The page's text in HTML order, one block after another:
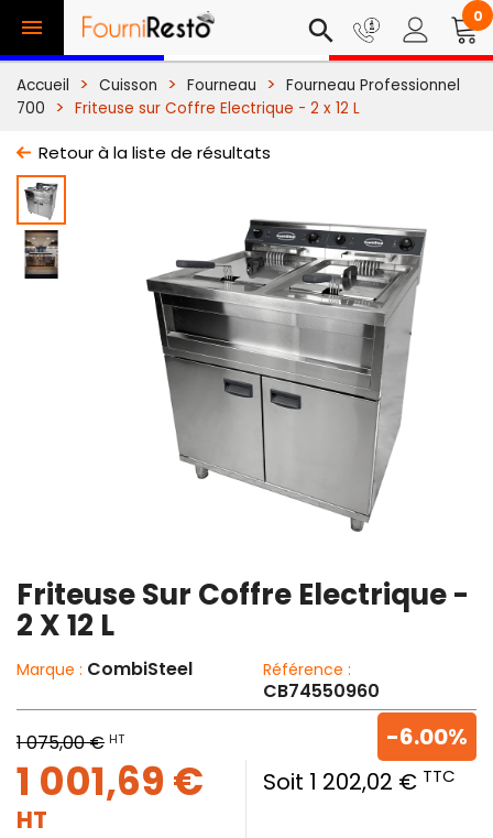
 search 0
Accueil Cuisson Fourneau
Fourneau Professionnel
700
Friteuse sur Coffre Electrique - 2 x 12 L
Retour à la liste de résultats
Friteuse Sur Coffre Electrique -
2 X 12 L
Marque : CombiSteel Référence :
CB74550960
1 075,00 € HT
1 001,69 €
HT
Soit 1 202,02 € TTC
-6.00%